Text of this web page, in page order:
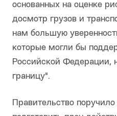
основанных на оценке
досмотр грузов и
нам большую
которые могли бы
Российской Федерации,
границу".
Правительство